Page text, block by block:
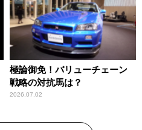
極論御免！バリューチェーン
戦略の対抗馬は？
2026.07.02